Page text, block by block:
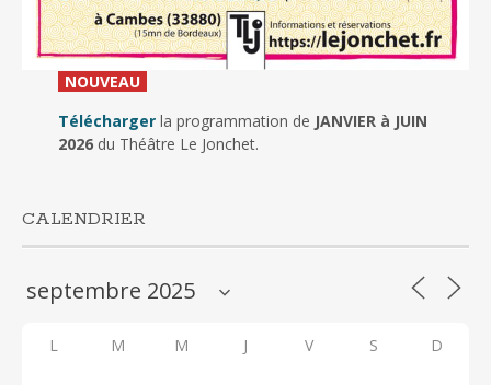
NOUVEAU_
Télécharger la programmation de JANVIER à JUIN
2026du Théâtre Le Jonchet.
CALENDRIER
L M M J V S D